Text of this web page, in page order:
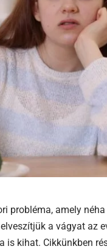
probléma, amely
a vágyat az
is kihat. Cikkünkben